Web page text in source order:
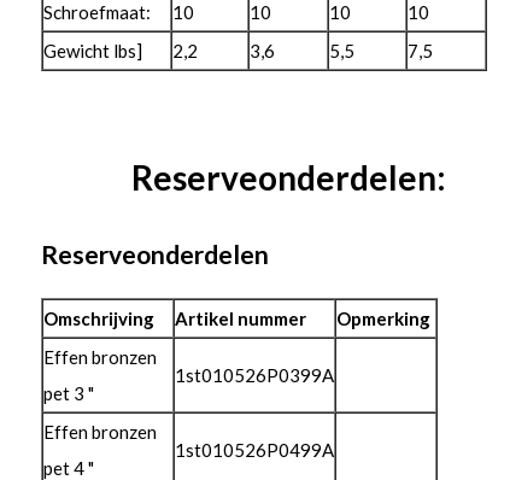
Schroefmaat: 10 10 10
10
Gewicht lbs]
2,2 3,6 5,5 7,5
Reserveonderdelen:
Reserveonderdelen
Omschrijving Artikel nummer
Opmerking
Effen bronzen
pet 3 "
1st010526P0399A
Effen bronzen
pet 4 "
1st010526P0499A